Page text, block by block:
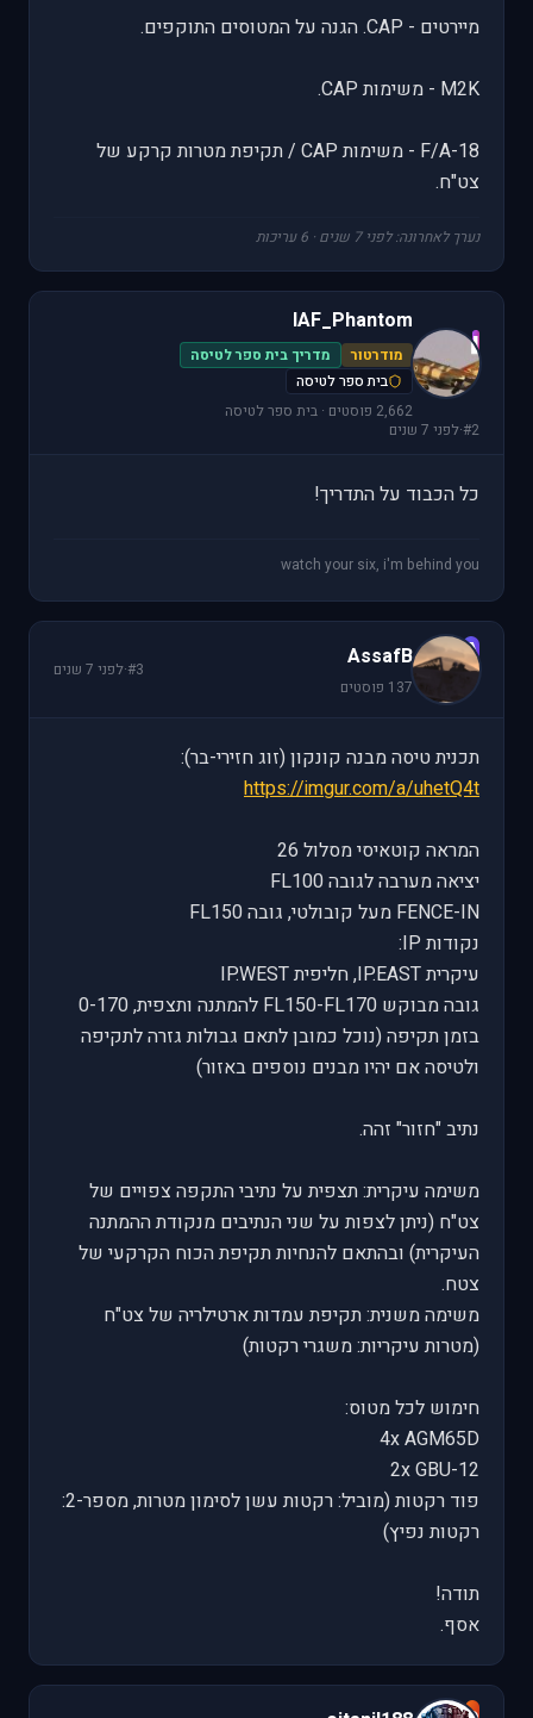
מיירטים - CAP. הגנה על המטוסים התוקפים.
M2K - משימות CAP.
F/A-18 - משימות CAP / תקיפת מטרות קרקע של
צט"ח.
נערך לאחרונה: לפני 7 שנים · 6 עריכות
I
IAF_Phantom
מודרטור
מדריך בית ספר לטיסה
בית ספר לטיסה
2,662 פוסטים · בית ספר לטיסה
#2
·לפני 7 שנים
כל הכבוד על התדריך!
watch your six, i'm behind you
A
AssafB
137 פוסטים
#3
·לפני 7 שנים
תכנית טיסה מבנה קונקון (זוג חזירי-בר):
https://imgur.com/a/uhetQ4t
המראה קוטאיסי מסלול 26
יציאה מערבה לגובה FL100
FENCE-IN מעל קובולטי, גובה FL150
נקודות IP:
עיקרית IP.EAST, חליפית IP.WEST
גובה מבוקש FL150-FL170 להמתנה ותצפית, 0-170
בזמן תקיפה (נוכל כמובן לתאם גבולות גזרה לתקיפה
ולטיסה אם יהיו מבנים נוספים באזור)
נתיב "חזור" זהה.
משימה עיקרית: תצפית על נתיבי התקפה צפויים של
צט"ח (ניתן לצפות על שני הנתיבים מנקודת ההמתנה
העיקרית) ובהתאם להנחיות תקיפת הכוח הקרקעי של
צטח.
משימה משנית: תקיפת עמדות ארטילריה של צט"ח
(מטרות עיקריות: משגרי רקטות)
חימוש לכל מטוס:
4x AGM65D
2x GBU-12
פוד רקטות (מוביל: רקטות עשן לסימון מטרות, מספר-2:
רקטות נפיץ)
תודה!
אסף.